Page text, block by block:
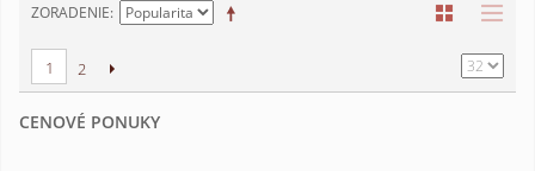
ZORADENIE
1 2
CENOVÉ PONUKY